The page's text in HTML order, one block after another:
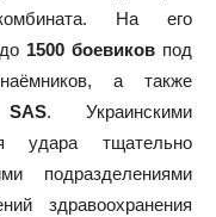
На его
1500 боевиков под
а также
SAS. Украинскими
удара тщательно
подразделениями
здравоохранения